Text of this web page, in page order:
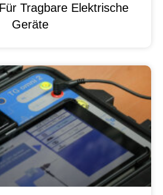
Tragbare Elektrische
Geräte